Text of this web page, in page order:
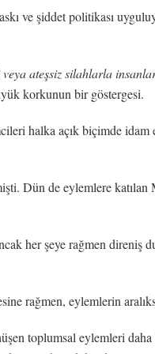
ve şiddet politikası
ateşsiz silahlarla
korkunun bir göstergesi.
halka açık biçimde
Dün de eylemlere katılan
her şeye rağmen
rağmen, eylemlerin
toplumsal eylemleri